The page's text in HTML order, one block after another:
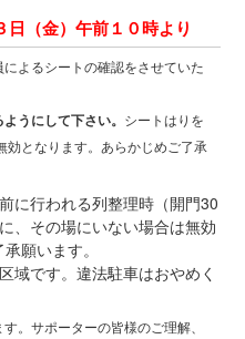
日（金）午前１０時より
よるシートの確認をさせていた
うにして下さい。 シートはりを
効となります。あらかじめご了承
に行われる列整理時（開門30
、その場にいない場合は無効
願います。
域です。違法駐車はおやめく
。サポーターの皆様のご理解、